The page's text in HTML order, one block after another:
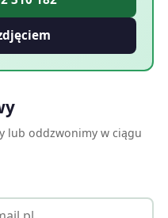
lub oddzwonimy w ciągu